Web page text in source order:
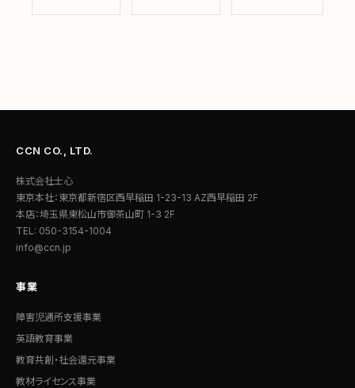
CCN CO., LTD.
株式会社士心
東京本社：東京都新宿区西早稲田 1-23-13 AZ西早稲田 2F
本店：埼玉県東松山市御茶山町 1-3 2F
TEL: 050-3154-1004
info@ccn.jp
事業
障害児通所支援事業
英語教育事業
教育共創・社会還元事業
教材ライセンス事業